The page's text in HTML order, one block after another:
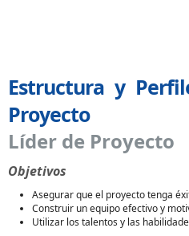
Estructura y
Proyecto
Líder de Proyecto
Objetivos
Asegurar que el proyecto tenga
Construir un equipo efectivo y
Utilizar los talentos y las